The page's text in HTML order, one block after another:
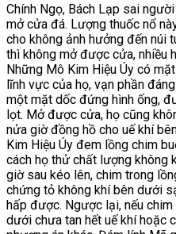
Chính Ngọ, Bách Lạp sai
mở cửa đá. Lượng thuốc nổ
cho không ảnh hưởng đến núi
thì không mở được cửa, nhiều
Những Mô Kim Hiệu Úy có
lĩnh vực của họ, vạn phần
một mặt dốc đứng hình ống,
lọt. Mở được cửa, họ cũng
nửa giờ đồng hồ cho uế khí
Kim Hiệu Úy đem lồng chim
cách họ thử chất lượng không
giờ sau kéo lên, chim trong
chứng tỏ không khí bên dưới
hấp được. Ngược lại, nếu
dưới chưa tan hết uế khí hoặc